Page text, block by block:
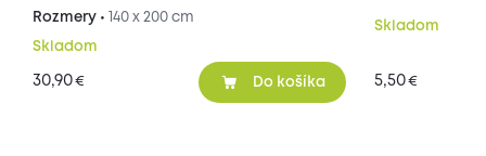
Rozmery • 140 x 200 cm
Skladom
30,90€ Do košíka
Skladom
5,50€